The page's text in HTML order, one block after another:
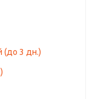
(до3 дн.)